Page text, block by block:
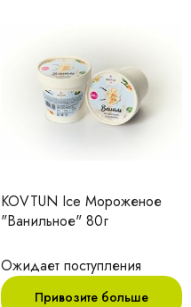
KOVTUN Ice Мороженое
"Ванильное" 80г
Ожидает поступления
Привозите больше